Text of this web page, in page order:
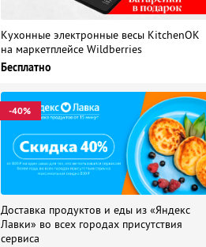
Кухонные электронные весы KitchenOK
на маркетплейсе Wildberries
Бесплатно
-40%
Доставка продуктов и еды из «Яндекс
Лавки» во всех городах присутствия
сервиса